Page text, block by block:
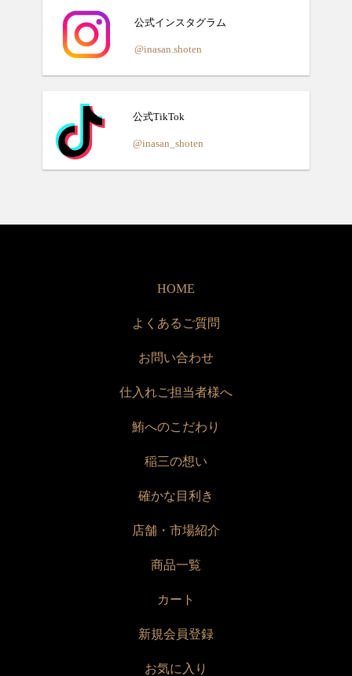
公式インスタグラム
@inasan.shoten
公式TikTok
@inasan_shoten
HOME
よくあるご質問
お問い合わせ
仕入れご担当者様へ
鮪へのこだわり
稲三の想い
確かな目利き
店舗・市場紹介
商品一覧
カート
新規会員登録
お気に入り